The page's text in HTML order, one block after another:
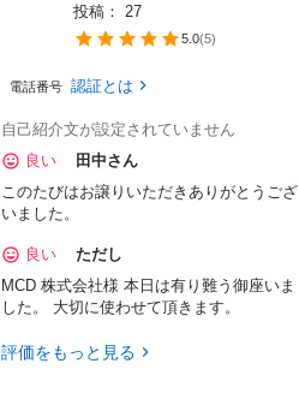
投稿： 27
5.0(5)
電話番号 認証とは
自己紹介文が設定されていません
良い
田中さん
このたびはお譲りいただきありがとうござ
いました。
良い
ただし
MCD 株式会社様 本日は有り難う御座いま
した。 大切に使わせて頂きます。
評価をもっと見る